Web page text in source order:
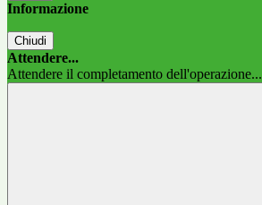
Informazione
Chiudi
Attendere...
Attendere il completamento dell'operazione...